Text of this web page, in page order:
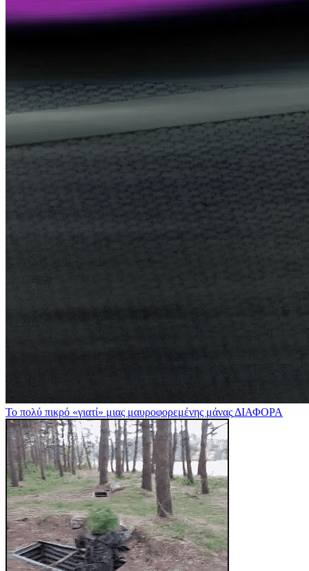
Το πολύ πικρό «γιατί» μιας μαυροφορεμένης μάνας ΔΙΑΦΟΡΑ